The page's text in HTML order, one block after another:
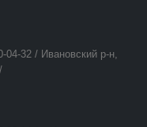
32 / Ивановский р-н,